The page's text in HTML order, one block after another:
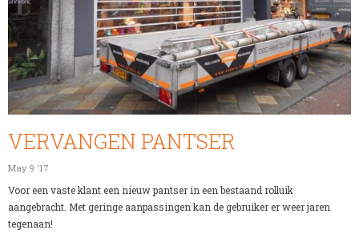
VERVANGEN PANTSER
May 9 '17
Voor een vaste klant een nieuw pantser in een bestaand rolluik
aangebracht. Met geringe aanpassingen kan de gebruiker er weer jaren
tegenaan!